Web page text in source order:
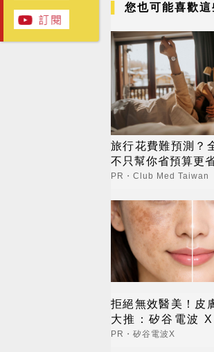
您也可能喜歡這
旅行花費難預測？
不只幫你省預算更
PR・Club Med Taiwan
拒絕無效醫美！皮
大推：矽谷電波 X
內而外更強韌
PR・矽谷電波X